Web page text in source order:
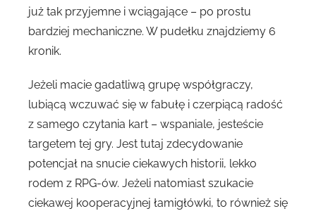
już tak przyjemne i wciągające – po prostu
bardziej mechaniczne. W pudełku znajdziemy 6
kronik.
Jeżeli macie gadatliwą grupę współgraczy,
lubiącą wczuwać się w fabułę i czerpiącą radość
z samego czytania kart – wspaniale, jesteście
targetem tej gry. Jest tutaj zdecydowanie
potencjał na snucie ciekawych historii, lekko
rodem z RPG-ów. Jeżeli natomiast szukacie
ciekawej kooperacyjnej łamigłówki, to również się